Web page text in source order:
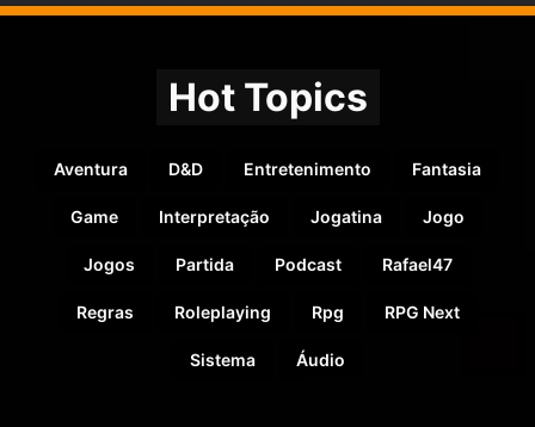
Hot Topics
Aventura D&D Entretenimento Fantasia
Game Interpretação Jogatina Jogo
Jogos Partida Podcast Rafael47
Regras Roleplaying Rpg RPG Next
Sistema Áudio